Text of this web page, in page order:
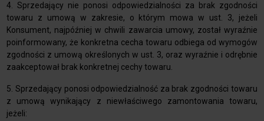
4. Sprzedający nie ponosi odpowiedzialności za brak zgodności
towaru z umową w zakresie, o którym mowa w ust. 3, jeżeli
Konsument, najpóźniej w chwili zawarcia umowy, został wyraźnie
poinformowany, że konkretna cecha towaru odbiega od wymogów
zgodności z umową określonych w ust. 3, oraz wyraźnie i odrębnie
zaakceptował brak konkretnej cechy towaru.
5. Sprzedający ponosi odpowiedzialność za brak zgodności towaru
z umową wynikający z niewłaściwego zamontowania towaru,
jeżeli: